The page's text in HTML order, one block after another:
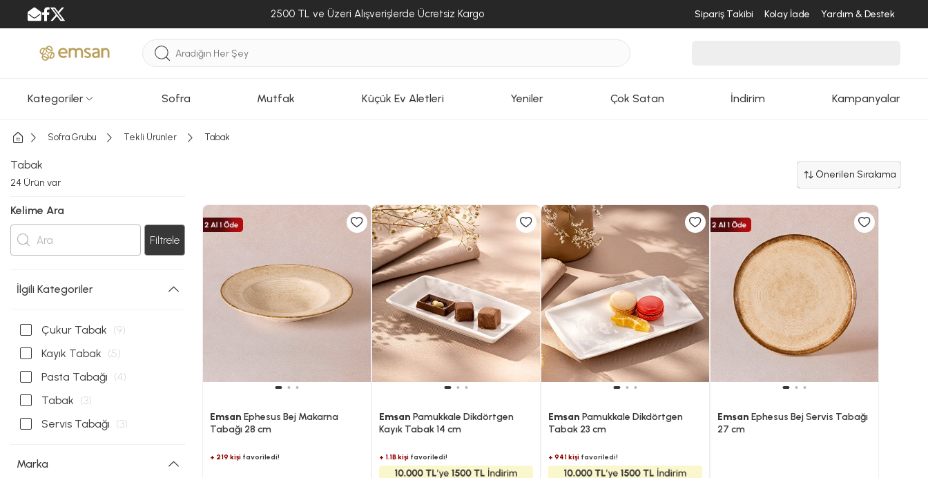
2500 TL ve Üzeri Alışverişlerde Ücretsiz Kargo Sipariş Takibi Kolay İade Yardım & Destek
Kategoriler Sofra Mutfak Küçük Ev Aletleri Yeniler Çok Satan İndirim Kampanyalar
Sofra Grubu Tekli Ürünler Tabak
Tabak
24 Ürün var
Kelime Ara
Filtrele
İlgili Kategoriler
Çukur Tabak (9)
Kayık Tabak (5)
Pasta Tabağı (4)
Tabak (3)
Servis Tabağı (3)
Marka
Önerilen Sıralama
Emsan Ephesus Bej Makarna
Tabağı 28 cm
+ 219 kişifavoriledi!
Emsan Pamukkale Dikdörtgen
Kayık Tabak 14 cm
+ 1.1B kişifavoriledi!
Emsan Pamukkale Dikdörtgen
Tabak 23 cm
+ 941 kişifavoriledi!
Emsan Ephesus Bej Servis Tabağı
27 cm